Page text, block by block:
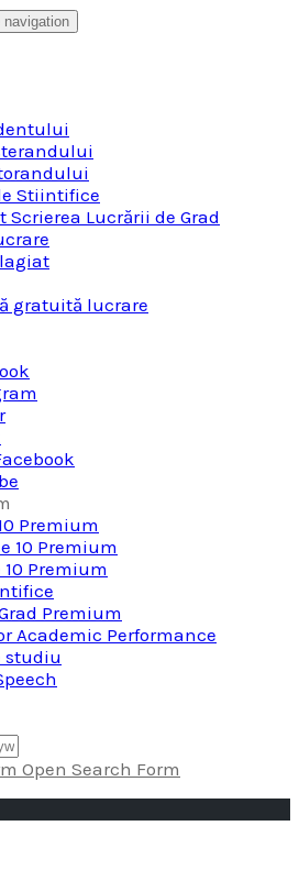
navigation
Stiintifice
Scrierea Lucrării de Grad
gratuită lucrare
Premium
10 Premium
Premium
Premium
Academic Performance
studiu
Open Search Form